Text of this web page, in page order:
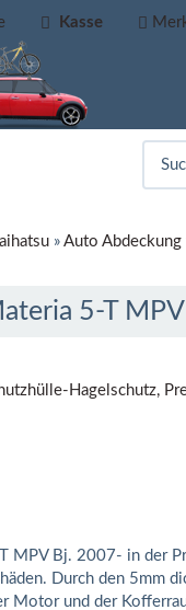
Kasse
» Auto
5-T
Hagelschutz,
MPV Bj. 2007- in der
Durch den 5mm
Motor und der